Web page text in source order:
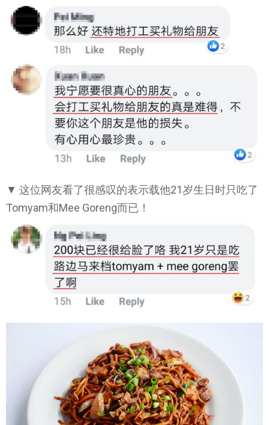
▼ 这位网友看了很感叹的表示载他21岁生日时只吃了
Tomyam和Mee Goreng而已！